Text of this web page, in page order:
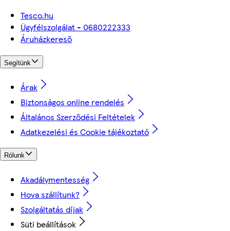
Tesco.hu
Ügyfélszolgálat - 0680222333
Áruházkereső
Segítünk
Árak
Biztonságos online rendelés
Általános Szerződési Feltételek
Adatkezelési és Cookie tájékoztató
Rólunk
Akadálymentesség
Hova szállítunk?
Szolgáltatás díjak
Süti beállítások